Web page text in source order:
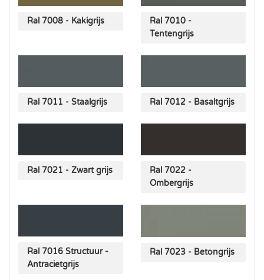
Ral 7008 - Kakigrijs
Ral 7010 -
Tentengrijs
Ral 7011 - Staalgrijs Ral 7012 - Basaltgrijs
Ral 7021 - Zwart grijs
Ral 7022 -
Ombergrijs
Ral 7016 Structuur -
Antracietgrijs
Ral 7023 - Betongrijs